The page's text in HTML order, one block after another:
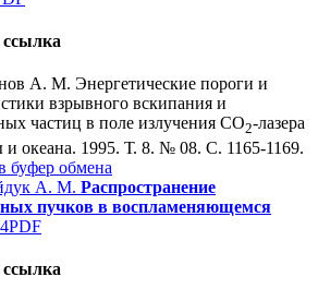
А. М. Энергетические пороги и
взрывного вскипания и
частиц в поле излучения СО2-лазера
океана. 1995. Т. 8. № 08. С. 1165-1169.
буфер обмена
А. М. Распространение
пучков в воспламеняющемся
PDF